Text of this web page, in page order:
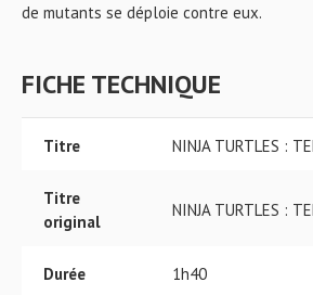
de mutants se déploie contre eux.
FICHE TECHNIQUE
Titre NINJA TURTLES :
Titre
original
NINJA TURTLES :
Durée 1h40